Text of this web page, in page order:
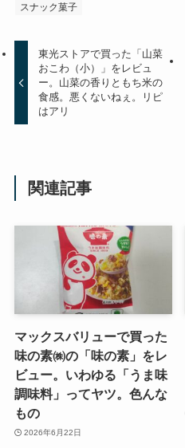
スナック菓子
東光ストアで買った「山菜
おこわ（小）」をレビュ
ー。山菜の香りともち米の
食感。悪くないねぇ。リピ
はアリ
関連記事
マックスバリューで買った
味の素㈱の「味の素」をレ
ビュー。いわゆる「うま味
調味料」ってヤツ。色んな
もの
2026年6月22日